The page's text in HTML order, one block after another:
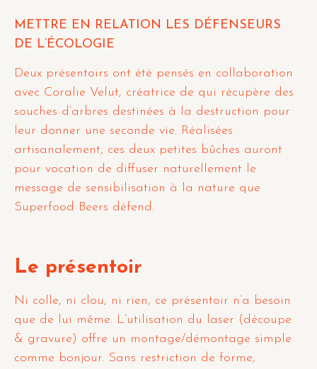
METTRE EN RELATION LES DÉFENSEURS
DE L’ÉCOLOGIE
Deux présentoirs ont été pensés en collaboration
avec Coralie Velut, créatrice de qui récupère des
souches d’arbres destinées à la destruction pour
leur donner une seconde vie. Réalisées
artisanalement, ces deux petites bûches auront
pour vocation de diffuser naturellement le
message de sensibilisation à la nature que
Superfood Beers défend.
Le présentoir
Ni colle, ni clou, ni rien, ce présentoir n’a besoin
que de lui même. L’utilisation du laser (découpe
& gravure) offre un montage/démontage simple
comme bonjour. Sans restriction de forme,